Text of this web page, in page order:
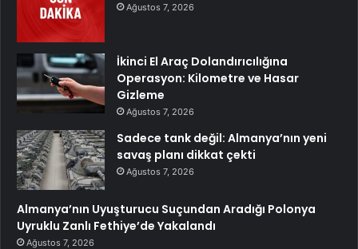
Ağustos 7, 2026
İkinci El Araç Dolandırıcılığına
Operasyon: Kilometre ve Hasar
Gizleme
Ağustos 7, 2026
Sadece tank değil: Almanya’nın yeni
savaş planı dikkat çekti
Ağustos 7, 2026
Almanya’nın Uyuşturucu Suçundan Aradığı Polonya
Uyruklu Zanlı Fethiye’de Yakalandı
Ağustos 7, 2026